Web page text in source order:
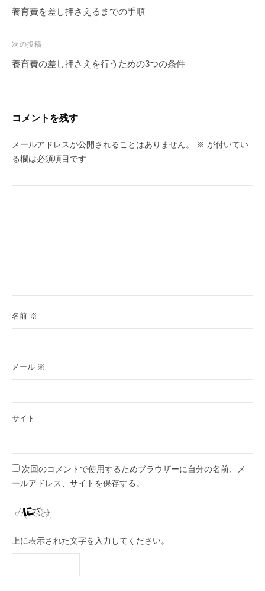
稿
ビ
ゲ
養育費を差し押さえるまでの手順
次の投稿
養育費の差し押さえを行うための3つの条件
コメントを残す
メールアドレスが公開されることはありません。 ※ が付いてい
る欄は必須項目です
名前 ※
メール ※
サイト
次回のコメントで使用するためブラウザーに自分の名前、メ
ールアドレス、サイトを保存する。
上に表示された文字を入力してください。